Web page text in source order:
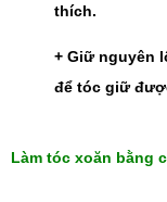
thích.
+ Giữ nguyên
để tóc giữ
Làm tóc xoăn bằng